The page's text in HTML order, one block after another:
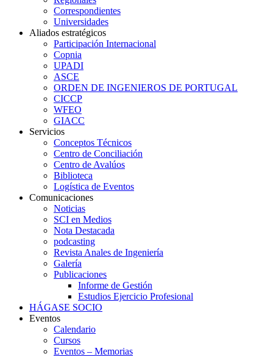
Correspondientes
Universidades
Aliados estratégicos
Participación Internacional
Copnia
UPADI
ASCE
ORDEN DE INGENIEROS DE PORTUGAL
CICCP
WFEO
GIACC
Servicios
Conceptos Técnicos
Centro de Conciliación
Centro de Avalúos
Biblioteca
Logística de Eventos
Comunicaciones
Noticias
SCI en Medios
Nota Destacada
podcasting
Revista Anales de Ingeniería
Galería
Publicaciones
Informe de Gestión
Estudios Ejercicio Profesional
HÁGASE SOCIO
Eventos
Calendario
Cursos
Eventos – Memorias